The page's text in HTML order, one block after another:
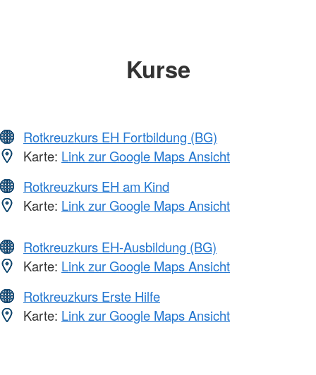
Kurse
Rotkreuzkurs EH Fortbildung (BG)
Karte: Link zur Google Maps Ansicht
Rotkreuzkurs EH am Kind
Karte: Link zur Google Maps Ansicht
Rotkreuzkurs EH-Ausbildung (BG)
Karte: Link zur Google Maps Ansicht
Rotkreuzkurs Erste Hilfe
Karte: Link zur Google Maps Ansicht